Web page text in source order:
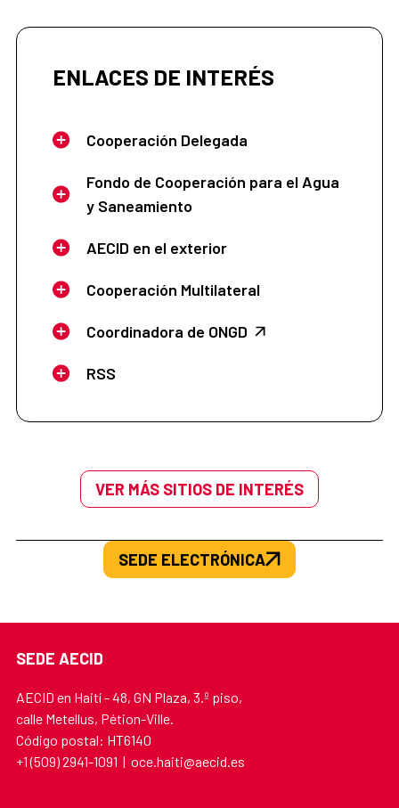
ENLACES DE INTERÉS
Cooperación Delegada
Fondo de Cooperación para el Agua
y Saneamiento
AECID en el exterior
Cooperación Multilateral
Coordinadora de ONGD
RSS
VER MÁS SITIOS DE INTERÉS
SEDE ELECTRÓNICA
SEDE AECID
AECID en Haití - 48, GN Plaza, 3.º piso,
calle Metellus, Pétion-Ville.
Código postal: HT6140
+1 (509) 2941-1091 | oce.haiti@aecid.es